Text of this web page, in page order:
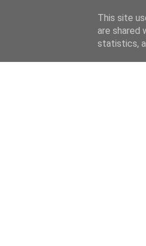
This site
are shared
statistics,